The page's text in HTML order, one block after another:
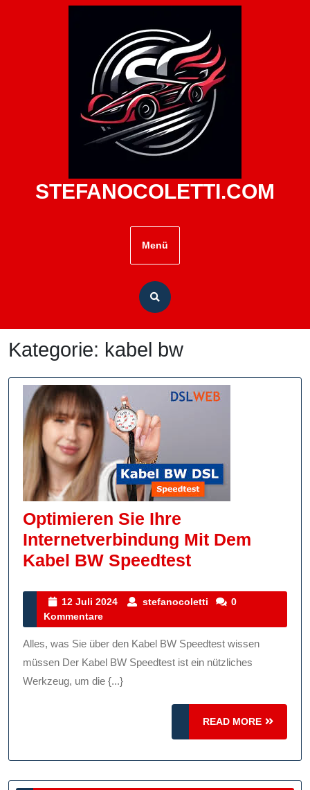
STEFANOCOLETTI.COM
Menü
Kategorie: kabel bw
Optimieren Sie Ihre
Internetverbindung Mit Dem
Kabel BW SpeedtestOptimieren
Ihre
Mit
Dem
BW
Speedtest
12 Juli 2024
12
2024
stefanocoletti stefanocoletti
0
Kommentare
Alles, was Sie über den Kabel BW Speedtest wissen
müssen Der Kabel BW Speedtest ist ein nützliches
Werkzeug, um die {...}
READ MORE
READ
MORE